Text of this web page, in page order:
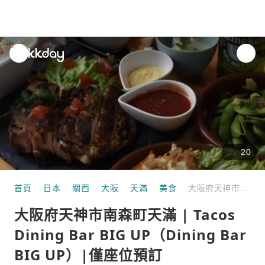
unread
notifications
20
首頁 日本 關西 大阪 天滿 美食
大阪府天神市南森町天滿 | Tacos
Dining Bar BIG UP（Dining Bar
BIG UP）|僅座位預訂